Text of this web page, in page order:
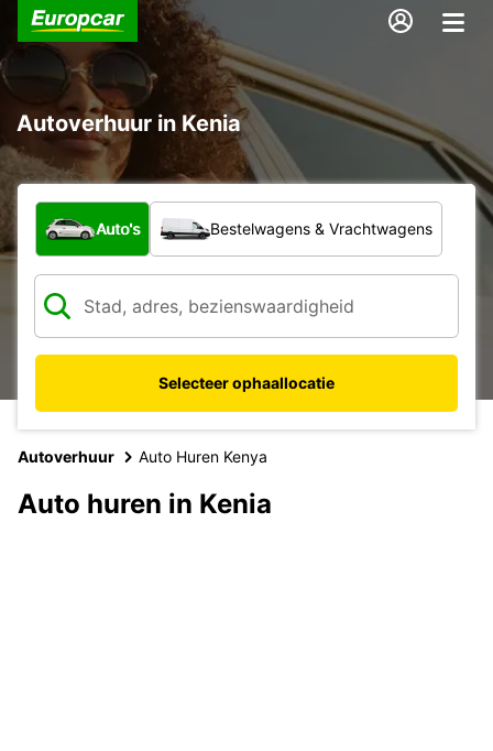
Autoverhuur in Kenia
Welk type voertuig?
Auto's Bestelwagens & Vrachtwagens
Selecteer ophaallocatie
Autoverhuur Auto Huren Kenya
Auto huren in Kenia